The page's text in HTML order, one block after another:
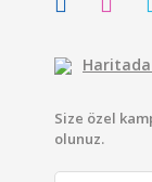
Size özel
olunuz.